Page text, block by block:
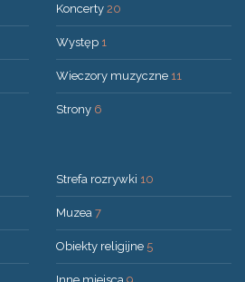
Koncerty 20
Występ 1
Wieczory muzyczne 11
Strony 6
Strefa rozrywki 10
Muzea 7
Obiekty religijne 5